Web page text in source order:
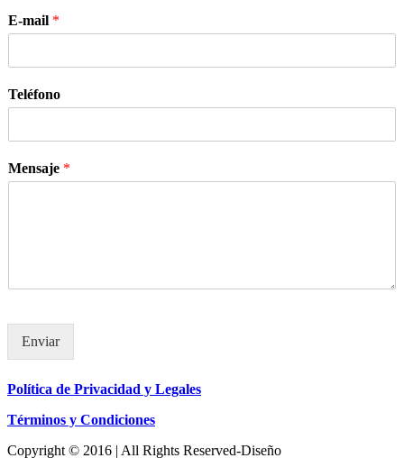
E-mail *
Teléfono
Mensaje *
Enviar
Política de Privacidad y Legales
Términos y Condiciones
Copyright © 2016 | All Rights Reserved-Diseño